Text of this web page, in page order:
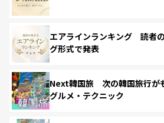
エアラインランキング 読者
グ形式で発表
Next韓国旅 次の韓国旅行が
グルメ・テクニック